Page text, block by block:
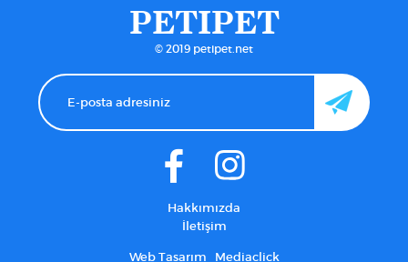
PETIPET
© 2019 petipet.net
Hakkımızda
İletişim
Web Tasarım
Mediaclick